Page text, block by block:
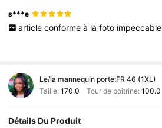
s***e
article conforme à la foto impeccable
Le/la mannequin porte:FR 46 (1XL)
Taille: 170.0 Tour de poitrine:100.0
Détails Du Produit